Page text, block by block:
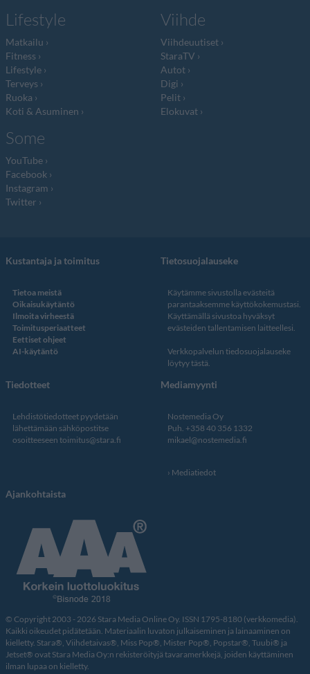
Lifestyle
Matkailu
Fitness
Lifestyle
Terveys
Ruoka
Koti & Asuminen
Viihde
Viihdeuutiset
StaraTV
Autot
Digi
Pelit
Elokuvat
Some
YouTube
Facebook
Instagram
Twitter
Kustantaja ja toimitus
Tietoa meistä
Oikaisukäytäntö
Ilmoita virheestä
Toimitusperiaatteet
Eettiset ohjeet
AI-käytäntö
Tietosuojalauseke
Käytämme sivustolla evästeitä
parantaaksemme käyttökokemustasi.
Käyttämällä sivustoa hyväksyt
evästeiden tallentamisen laitteellesi.
Verkkopalvelun tiedosuojalauseke
löytyy tästä.
Tiedotteet
Lehdistötiedotteet pyydetään
lähettämään sähköpostitse
osoitteeseen toimitus@stara.fi
Mediamyynti
Nostemedia Oy
Puh. +358 40 356 1332
mikael@nostemedia.fi
Mediatiedot
Ajankohtaista
© Copyright 2003 - 2026 Stara Media Online Oy. ISSN 1795-8180 (verkkomedia).
Kaikki oikeudet pidätetään. Materiaalin luvaton julkaiseminen ja lainaaminen on
kielletty. Stara®, Viihdetaivas®, Miss Pop®, Mister Pop®, Popstar®, Tuubi® ja
Jetset® ovat Stara Media Oy:n rekisteröityjä tavaramerkkejä, joiden käyttäminen
ilman lupaa on kielletty.